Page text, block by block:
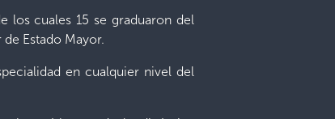
los cuales 15 se graduaron del
Estado Mayor.
en cualquier nivel del